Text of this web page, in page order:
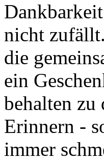
nicht
die
ein
behalten zu
Erinnern -
immer